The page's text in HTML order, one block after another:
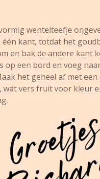
wentelteefje
één kant, totdat het
en bak de andere kant
op een bord en voeg
het geheel af met
wat vers fruit voor kleur